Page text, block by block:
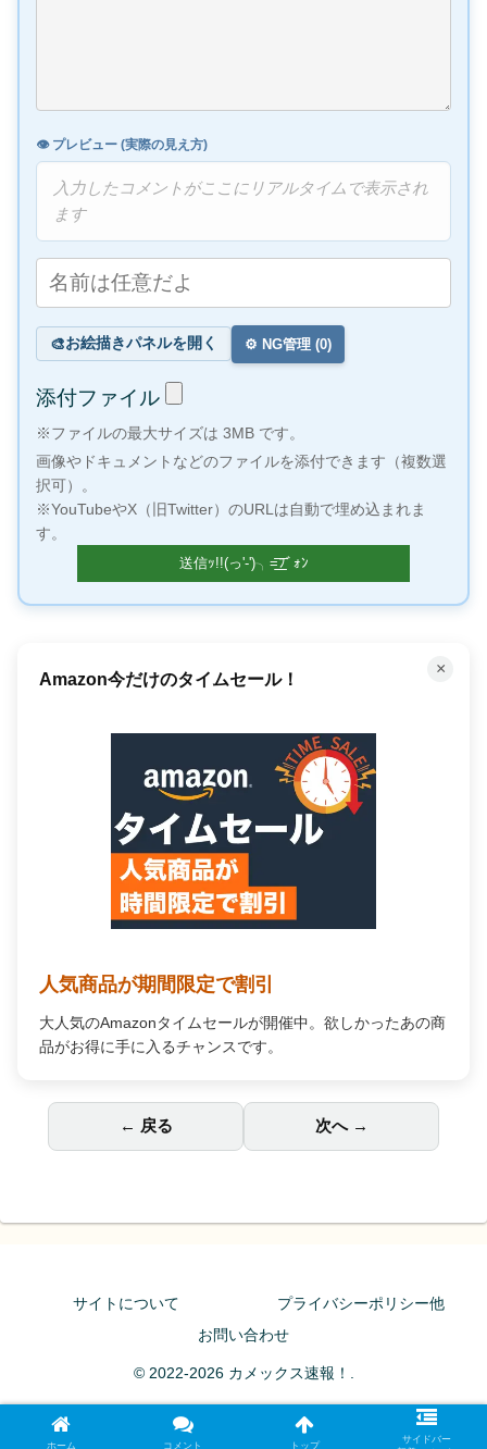
👁️ プレビュー (実際の見え方)
入力したコメントがここにリアルタイムで表示され
ます
🎨お絵描きパネルを開く ⚙️ NG管理 (0)
添付ファイル
※ファイルの最大サイズは 3MB です。
画像やドキュメントなどのファイルを添付できます（複数選
択可）。
※YouTubeやX（旧Twitter）のURLは自動で埋め込まれま
す。
×
何百万もの曲が聴き放題！
Amazon Music Unlimited
何百万もの曲が自由に聴ける。広告なし、オフライン再生
対応で、あなたの毎日を高音質の音楽で彩ります。
← 戻る 次へ →
サイトについて
プライバシーポリシー他
お問い合わせ
© 2022-2026 カメックス速報！.
ホーム コメント トップ
サイドバー